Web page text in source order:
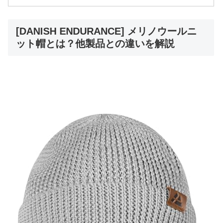
[DANISH ENDURANCE] メリノウールニ
ット帽とは？他製品との違いを解説